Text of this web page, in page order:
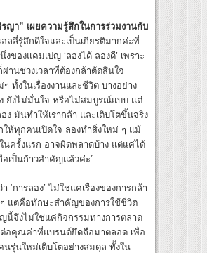
ญา” เผยความรู้สึกในการร่วมงานกับ
อลลี่รู้สึกดีใจและเป็นเกียรติมากค่ะที่
งของแคมเปญ ‘ลองได้ ลองดี’ เพราะ
ผ่านช่วงเวลาที่ต้องกล้าตัดสินใจ
ๆ ทั้งในเรื่องงานและชีวิต บางอย่าง
ง ยังไม่มั่นใจ หรือไม่สมบูรณ์แบบ แต่
ง มันทำให้เรากล้า และเติบโตขึ้นจริง
ให้ทุกคนเปิดใจ ลองทำสิ่งใหม่ ๆ แม้
นครั้งแรก อาจผิดพลาดบ้าง แต่แค่ได้
อเป็นก้าวสำคัญแล้วค่ะ”
‘การลอง’ ไม่ใช่แค่เรื่องของการกล้า
แต่คือทักษะสำคัญของการใช้ชีวิต
นี้จึงไม่ใช่แค่กิจกรรมทางการตลาด
อคุณค่าที่แบรนด์ยึดถือมาตลอด เพื่อ
รุ่นใหม่เติบโตอย่างสมดุล ทั้งใน